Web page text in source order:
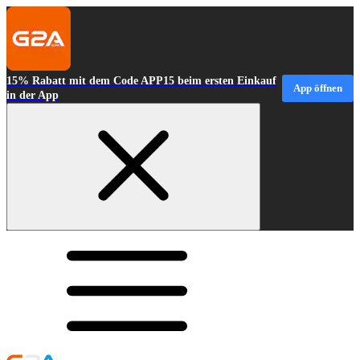
15% Rabatt mit dem Code APP15 beim ersten Einkauf
in der App
App öffnen